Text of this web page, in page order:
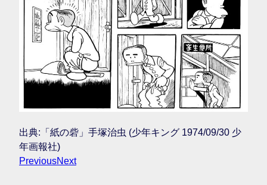
出典:「紙の砦」手塚治虫 (少年キング 1974/09/30 少
年画報社)
PreviousNext